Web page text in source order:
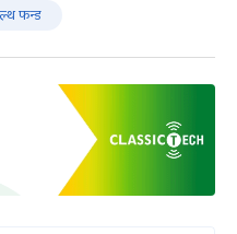
फन्ड